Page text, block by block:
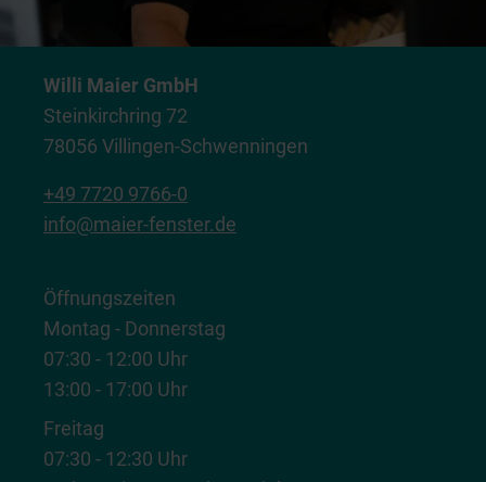
Willi Maier GmbH
Steinkirchring 72
78056 Villingen-Schwenningen
+49 7720 9766-0
info@maier-fenster.de
Öffnungszeiten
Montag - Donnerstag
07:30 - 12:00 Uhr
13:00 - 17:00 Uhr
Freitag
07:30 - 12:30 Uhr